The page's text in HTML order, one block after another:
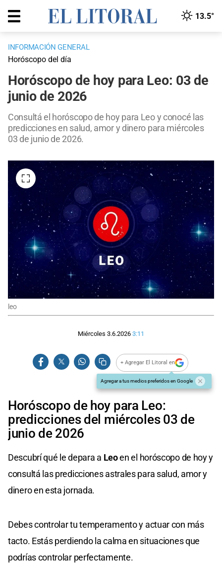
13.5°
INFORMACIÓN GENERAL
Horóscopo del día
Horóscopo de hoy para Leo: 03 de
junio de 2026
Consultá el horóscopo de hoy para Leo y conocé las
predicciones en salud, amor y dinero para miércoles
03 de junio de 2026.
leo
Miércoles 3.6.2026 3:11
+ Agregar El Litoral en
Agregar a tus medios preferidos en Google
Horóscopo de hoy para Leo:
predicciones del miércoles 03 de
junio de 2026
Descubrí qué le depara a Leoen el horóscopo de hoy y
consultá las predicciones astrales para salud, amor y
dinero en esta jornada.
Debes controlar tu temperamento y actuar con más
tacto. Estás perdiendo la calma en situaciones que
podrías controlar perfectamente.